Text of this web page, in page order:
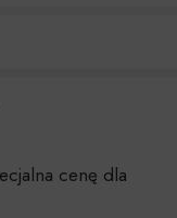
cenę dla